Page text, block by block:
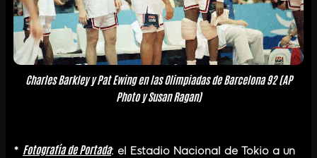
Charles Barkley y Pat Ewing en las Olimpiadas de Barcelona 92 (AP
Photo y Susan Ragan)
* Fotografía de Portada: el Estadio Nacional de Tokio a un